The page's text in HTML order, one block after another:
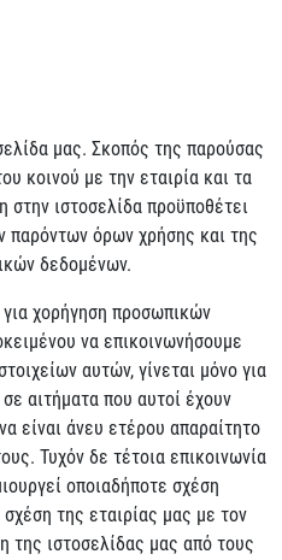
μας. Σκοπός της παρούσας
κοινού με την εταιρία και τα
ιστοσελίδα προϋποθέτει
παρόντων όρων χρήσης και της
δεδομένων.
για χορήγηση προσωπικών
να επικοινωνήσουμε
αυτών, γίνεται μόνο για
αιτήματα που αυτοί έχουν
είναι άνευ ετέρου απαραίτητο
Τυχόν δε τέτοια επικοινωνία
οποιαδήποτε σχέση
της εταιρίας μας με τον
της ιστοσελίδας μας από τους